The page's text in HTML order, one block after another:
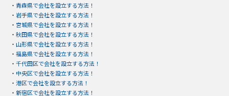
・ 青森県で会社を設立する方法！
・ 岩手県で会社を設立する方法！
・ 宮城県で会社を設立する方法！
・ 秋田県で会社を設立する方法！
・ 山形県で会社を設立する方法！
・ 福島県で会社を設立する方法！
・ 千代田区で会社を設立する方法！
・ 中央区で会社を設立する方法！
・ 港区で会社を設立する方法！
・ 新宿区で会社を設立する方法！